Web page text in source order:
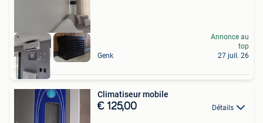
Genk
Annonce au
top
27 juil. 26
Climatiseur mobile
€ 125,00 Détails